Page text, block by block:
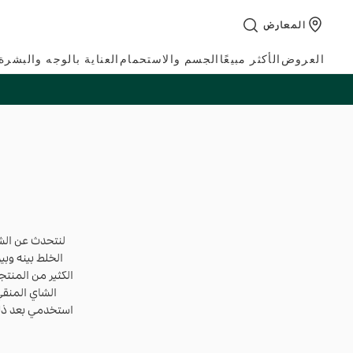
تخطي
المحتوى
المعارض
العروض الأكثر مبيعًا الجسم والاستحمام العناية بالوجه والبشرة
لنتحدث عن
الخلط بينه
الكثير من
الشاي
استخدمي بعد